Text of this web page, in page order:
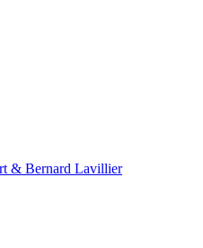
& Bernard Lavillier